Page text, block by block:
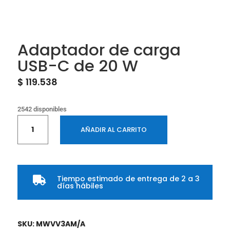
Adaptador de carga
USB-C de 20 W
$ 119.538
2542 disponibles
carga
C
de 20 W
AÑADIR AL CARRITO
 Tiempo estimado de entrega de 2 a 3
días hábiles
SKU: MWVV3AM/A